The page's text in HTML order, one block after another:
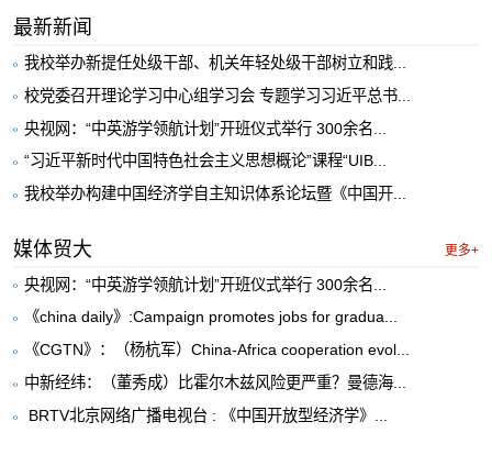
最新新闻
我校举办新提任处级干部、机关年轻处级干部树立和践...
校党委召开理论学习中心组学习会 专题学习习近平总书...
央视网：“中英游学领航计划”开班仪式举行 300余名...
“习近平新时代中国特色社会主义思想概论”课程“UIB...
我校举办构建中国经济学自主知识体系论坛暨《中国开...
媒体贸大 更多+
央视网：“中英游学领航计划”开班仪式举行 300余名...
《china daily》:Campaign promotes jobs for gradua...
《CGTN》：（杨杭军）China-Africa cooperation evol...
中新经纬：（董秀成）比霍尔木兹风险更严重？曼德海...
​ BRTV北京网络广播电视台 : 《中国开放型经济学》...